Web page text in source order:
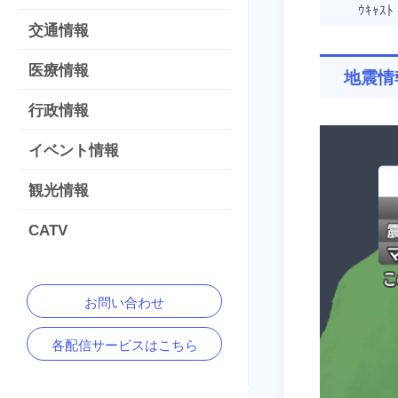
交通情報
医療情報
行政情報
イベント情報
観光情報
CATV
お問い合わせ
各配信サービスはこちら
ｳｷｬｽﾄ
地震情